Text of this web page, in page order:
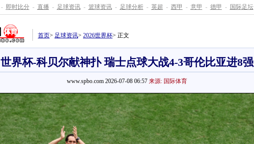
- 即时比分 - 直播 - 足球资讯 - 篮球资讯 - 足球分析 - 英超 - 西甲 - 意甲 - 德甲 - 国际足坛
首页> 足球资讯> 2026世界杯> 正文
世界杯-科贝尔献神扑 瑞士点球大战4-3哥伦比亚进8强
www.spbo.com 2026-07-08 06:57 来源: 国际体育